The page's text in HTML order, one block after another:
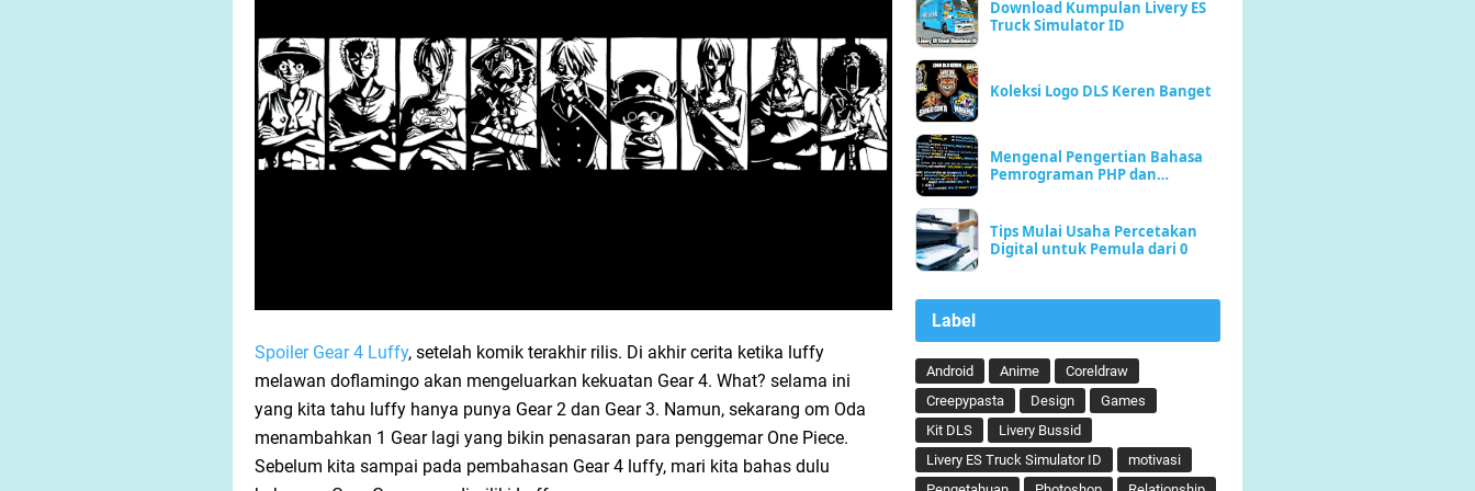
Spoiler Gear 4 Luffy, setelah komik terakhir rilis. Di akhir cerita ketika luffy
melawan doflamingo akan mengeluarkan kekuatan Gear 4. What? selama ini
yang kita tahu luffy hanya punya Gear 2 dan Gear 3. Namun, sekarang om Oda
menambahkan 1 Gear lagi yang bikin penasaran para penggemar One Piece.
Sebelum kita sampai pada pembahasan Gear 4 luffy, mari kita bahas dulu
Download Kumpulan Livery ES
Truck Simulator ID
Koleksi Logo DLS Keren Banget
Mengenal Pengertian Bahasa
Pemrograman PHP dan
Tips Mulai Usaha Percetakan
Digital untuk Pemula dari 0
Label
Android Anime
Coreldraw
Creepypasta
Design
Games
Kit DLS
Livery Bussid
Livery ES Truck Simulator ID
motivasi